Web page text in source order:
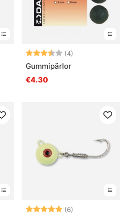
Beoordeling:
(4)
Gummipärlor
€4.30
Beoordeling:
(6)